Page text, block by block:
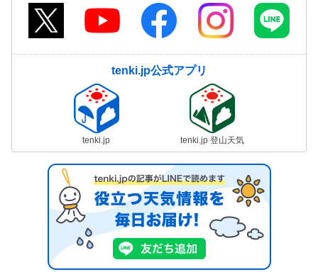
tenki.jp公式アプリ
tenki.jp tenki.jp 登山天気